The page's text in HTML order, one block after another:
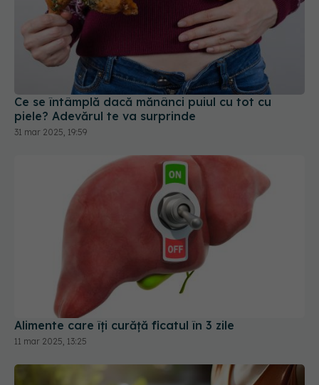
Ce se întâmplă dacă mănânci puiul cu tot cu
piele? Adevărul te va surprinde
31 mar 2025, 19:59
Alimente care îți curăță ficatul în 3 zile
11 mar 2025, 13:25